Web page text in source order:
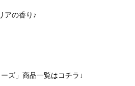
アの香り♪
ズ」商品一覧はコチラ↓